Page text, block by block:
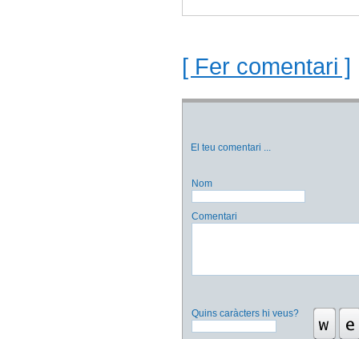
[ Fer comentari ]
El teu comentari ...
Nom
Comentari
Quins caràcters hi veus?